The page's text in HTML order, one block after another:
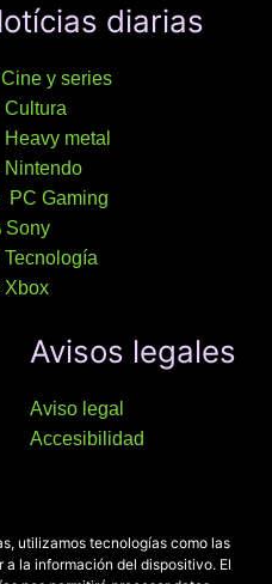
utilizamos tecnologías como las
la información del dispositivo. El
diarias
Cine y series
Cultura
Heavy metal
Nintendo
Gaming
Sony
Tecnología
Xbox
Avisos legales
Aviso legal
Accesibilidad